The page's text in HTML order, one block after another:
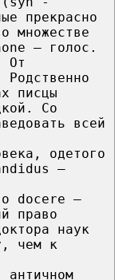
прекрасно
множестве
— голос.
От
писцы
Со
всей
одетого
—
docere —
право
наук
чем к